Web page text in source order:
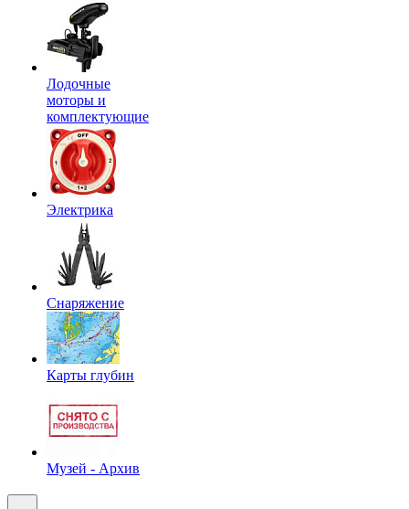
Лодочные
моторы и
комплектующие
Электрика
Снаряжение
Карты глубин
Музей - Архив